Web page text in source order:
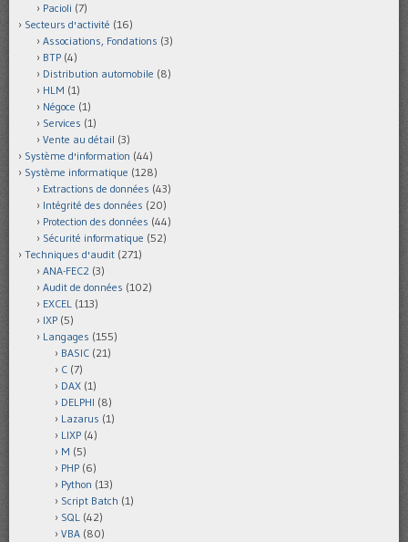
Pacioli (7)
Secteurs d'activité (16)
Associations, Fondations (3)
BTP (4)
Distribution automobile (8)
HLM (1)
Négoce (1)
Services (1)
Vente au détail (3)
Système d'information (44)
Système informatique (128)
Extractions de données (43)
Intégrité des données (20)
Protection des données (44)
Sécurité informatique (52)
Techniques d'audit (271)
ANA-FEC2 (3)
Audit de données (102)
EXCEL (113)
IXP (5)
Langages (155)
BASIC (21)
C (7)
DAX (1)
DELPHI (8)
Lazarus (1)
LIXP (4)
M (5)
PHP (6)
Python (13)
Script Batch (1)
SQL (42)
VBA (80)